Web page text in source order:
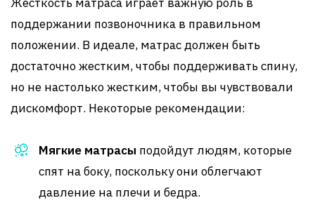
поддержании позвоночника в правильном
положении. В идеале, матрас должен быть
достаточно жестким, чтобы поддерживать спину,
но не настолько жестким, чтобы вы чувствовали
дискомфорт. Некоторые рекомендации:
Мягкие матрасы подойдут людям, которые
спят на боку, поскольку они облегчают
давление на плечи и бедра.